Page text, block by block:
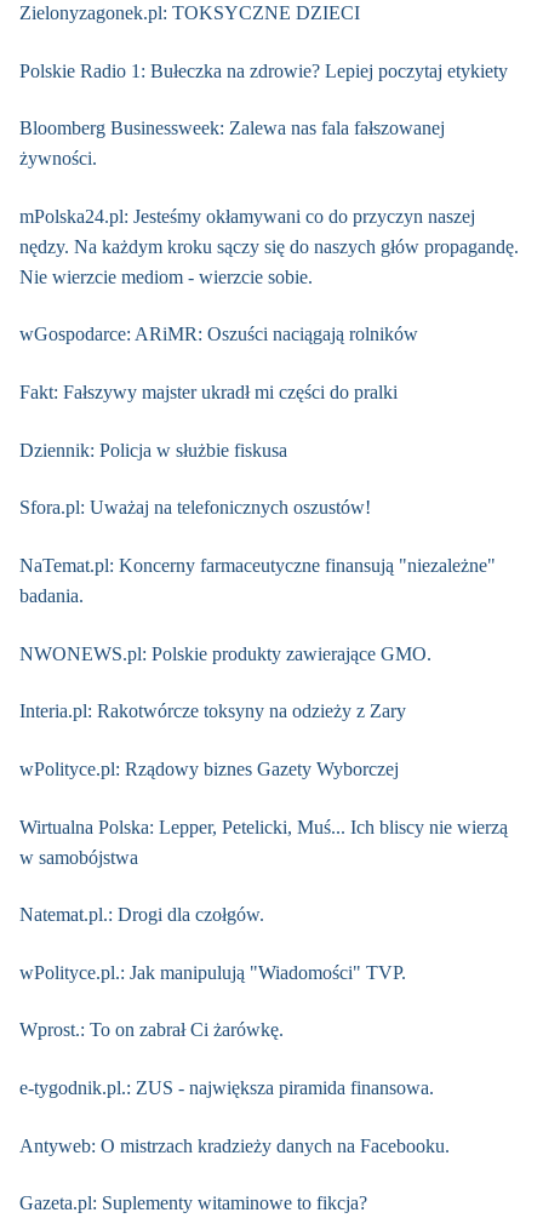
Zielonyzagonek.pl: TOKSYCZNE DZIECI
Polskie Radio 1: Bułeczka na zdrowie? Lepiej poczytaj etykiety
Bloomberg Businessweek: Zalewa nas fala fałszowanej
żywności.
mPolska24.pl: Jesteśmy okłamywani co do przyczyn naszej
nędzy. Na każdym kroku sączy się do naszych głów propagandę.
Nie wierzcie mediom - wierzcie sobie.
wGospodarce: ARiMR: Oszuści naciągają rolników
Fakt: Fałszywy majster ukradł mi części do pralki
Dziennik: Policja w służbie fiskusa
Sfora.pl: Uważaj na telefonicznych oszustów!
NaTemat.pl: Koncerny farmaceutyczne finansują "niezależne"
badania.
NWONEWS.pl: Polskie produkty zawierające GMO.
Interia.pl: Rakotwórcze toksyny na odzieży z Zary
wPolityce.pl: Rządowy biznes Gazety Wyborczej
Wirtualna Polska: Lepper, Petelicki, Muś... Ich bliscy nie wierzą
w samobójstwa
Natemat.pl.: Drogi dla czołgów.
wPolityce.pl.: Jak manipulują "Wiadomości" TVP.
Wprost.: To on zabrał Ci żarówkę.
e-tygodnik.pl.: ZUS - największa piramida finansowa.
Antyweb: O mistrzach kradzieży danych na Facebooku.
Gazeta.pl: Suplementy witaminowe to fikcja?